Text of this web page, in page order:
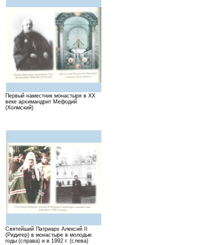
Первый наместник монастыря в XX
веке архимандрит Мефодий
(Холмский)
Святейший Патриарх Алексий II
(Ридигер) в монастыре в молодые
годы (справа) и в 1992 г. (слева)